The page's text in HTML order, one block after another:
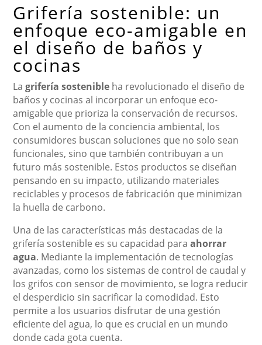
Grifería sostenible: un
enfoque eco-amigable en
el diseño de baños y
cocinas
Lagrifería sostenible ha revolucionado el diseño de
baños y cocinas al incorporar un enfoque eco-
amigable que prioriza la conservación de recursos.
Con el aumento de la conciencia ambiental, los
consumidores buscan soluciones que no solo sean
funcionales, sino que también contribuyan a un
futuro más sostenible. Estos productos se diseñan
pensando en su impacto, utilizando materiales
reciclables y procesos de fabricación que minimizan
la huella de carbono.
Una de las características más destacadas de la
grifería sostenible es su capacidad paraahorrar
agua. Mediante la implementación de tecnologías
avanzadas, como los sistemas de control de caudal y
los grifos con sensor de movimiento, se logra reducir
el desperdicio sin sacrificar la comodidad. Esto
permite a los usuarios disfrutar de una gestión
eficiente del agua, lo que es crucial en un mundo
donde cada gota cuenta.